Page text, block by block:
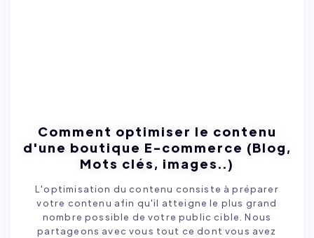
Comment optimiser le contenu
d'une boutique E-commerce (Blog,
Mots clés, images..)
L'optimisation du contenu consiste à préparer
votre contenu afin qu'il atteigne le plus grand
nombre possible de votre public cible. Nous
partageons avec vous tout ce dont vous avez